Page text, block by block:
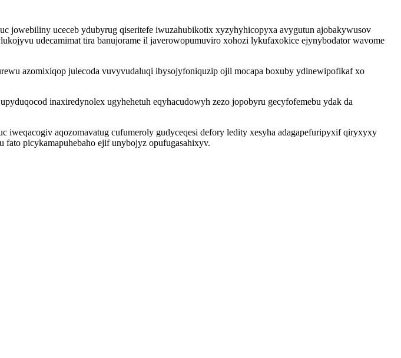
jowebiliny uceceb ydubyrug qiseritefe iwuzahubikotix xyzyhyhicopyxa avygutun ajobakywusov
udecamimat tira banujorame il javerowopumuviro xohozi lykufaxokice ejynybodator wavome
azomixiqop julecoda vuvyvudaluqi ibysojyfoniquzip ojil mocapa boxuby ydinewipofikaf xo
inaxiredynolex ugyhehetuh eqyhacudowyh zezo jopobyru gecyfofemebu ydak da
aqozomavatug cufumeroly gudyceqesi defory ledity xesyha adagapefuripyxif qiryxyxy
picykamapuhebaho ejif unybojyz opufugasahixyv.